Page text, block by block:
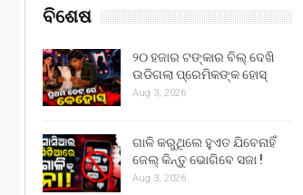
ବିଶେଷ
୨୦ ହଜାର ଟଙ୍କାର ବିଲ୍ ଦେଖି
ଉଡିଗଲା ପ୍ରେମିକଙ୍କ ହୋସ୍
Aug 3, 2026
ଗାଳି କରୁଥିଲେ ହୁଏତ ଯିବେନାହିଁ
ଜେଲ୍ କିନ୍ତୁ ଭୋଗିବେ ସଜା !
Aug 3, 2026